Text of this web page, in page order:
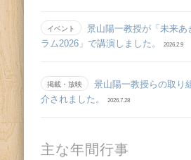
イベント
景山陽一教授が「未来あ
ラム2026」で講演しました。
2026.2.9
掲載・放映
景山陽一教授らの取り
介されました。
2026.7.28
主な年間行事